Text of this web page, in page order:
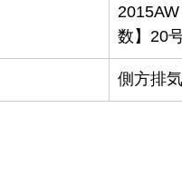
数】20
側方排